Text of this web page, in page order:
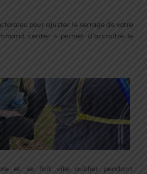
pour ajuster le serrage de votre
center » permet d’accroitre le
et se fait vite oublier pendant